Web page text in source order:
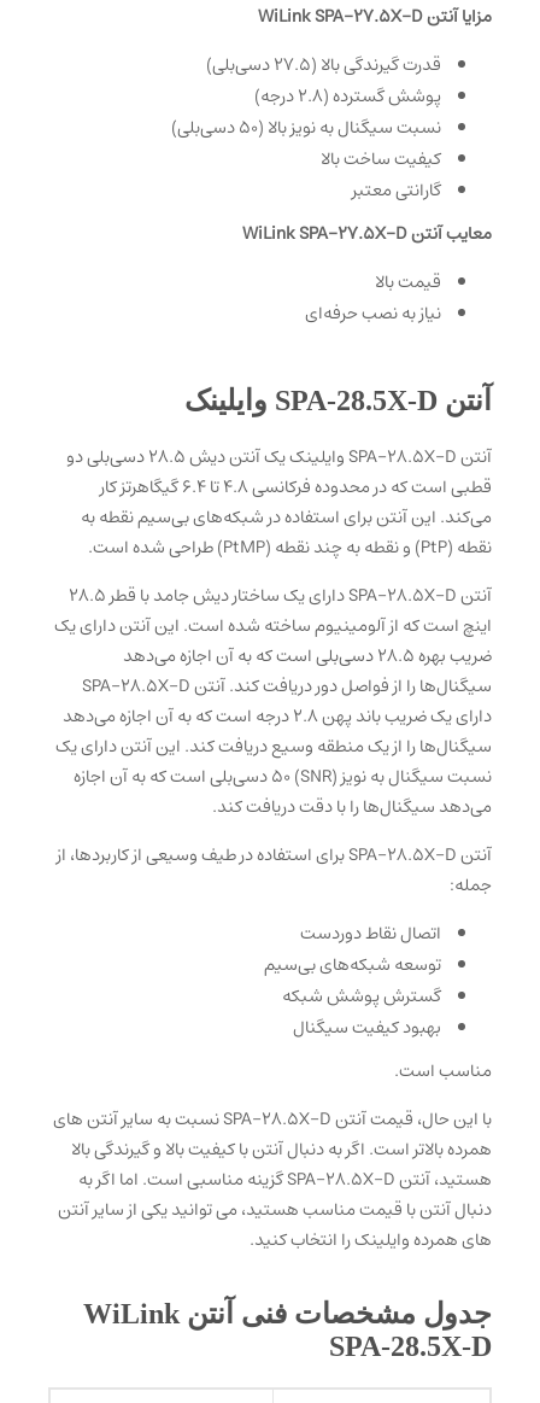
مزایا آنتن WiLink SPA-27.5X-D
قدرت گیرندگی بالا (27.5 دسی‌بلی)
پوشش گسترده (2.8 درجه)
نسبت سیگنال به نویز بالا (50 دسی‌بلی)
کیفیت ساخت بالا
گارانتی معتبر
معایب آنتن WiLink SPA-27.5X-D
قیمت بالا
نیاز به نصب حرفه‌ای
آنتن SPA-28.5X-D وایلینک
آنتن SPA-28.5X-D وایلینک یک آنتن دیش 28.5 دسی‌بلی دو
قطبی است که در محدوده فرکانسی 4.8 تا 6.4 گیگاهرتز کار
می‌کند. این آنتن برای استفاده در شبکه‌های بی‌سیم نقطه به
نقطه (PtP) و نقطه به چند نقطه (PtMP) طراحی شده است.
آنتن SPA-28.5X-D دارای یک ساختار دیش جامد با قطر 28.5
اینچ است که از آلومینیوم ساخته شده است. این آنتن دارای یک
ضریب بهره 28.5 دسی‌بلی است که به آن اجازه می‌دهد
سیگنال‌ها را از فواصل دور دریافت کند. آنتن SPA-28.5X-D
دارای یک ضریب باند پهن 2.8 درجه است که به آن اجازه می‌دهد
سیگنال‌ها را از یک منطقه وسیع دریافت کند. این آنتن دارای یک
نسبت سیگنال به نویز (SNR) 50 دسی‌بلی است که به آن اجازه
می‌دهد سیگنال‌ها را با دقت دریافت کند.
آنتن SPA-28.5X-D برای استفاده در طیف وسیعی از کاربردها، از
جمله:
اتصال نقاط دوردست
توسعه شبکه‌های بی‌سیم
گسترش پوشش شبکه
بهبود کیفیت سیگنال
مناسب است.
با این حال، قیمت آنتن SPA-28.5X-D نسبت به سایر آنتن های
همرده بالاتر است. اگر به دنبال آنتن با کیفیت بالا و گیرندگی بالا
هستید، آنتن SPA-28.5X-D گزینه مناسبی است. اما اگر به
دنبال آنتن با قیمت مناسب هستید، می توانید یکی از سایر آنتن
های همرده وایلینک را انتخاب کنید.
جدول مشخصات فنی آنتن WiLink
SPA-28.5X-D